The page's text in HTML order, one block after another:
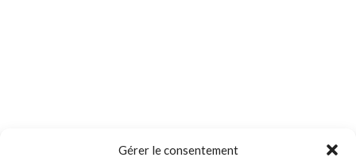
Gérer le consentement